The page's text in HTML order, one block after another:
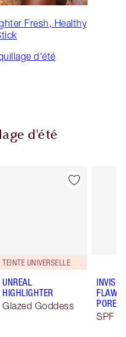
Fresh, Healthy
d'été
d'été
Article 2 sur 68
TEINTE UNIVERSELLE
UNREAL
HIGHLIGHTER
Glazed Goddess
SPF